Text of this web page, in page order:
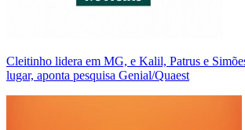
Cleitinho lidera em MG, e Kalil, Patrus e
lugar, aponta pesquisa Genial/Quaest